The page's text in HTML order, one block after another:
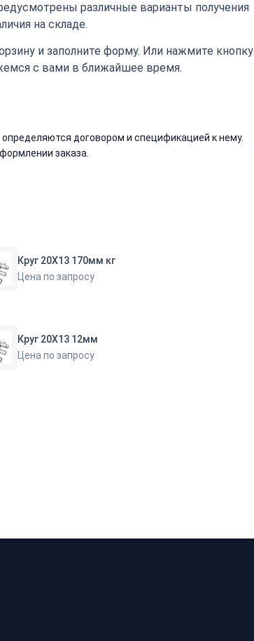
различные варианты получения
на складе.
и заполните форму. Или нажмите кнопку
с вами в ближайшее время.
договором и спецификацией к нему.
заказа.
Круг 20Х13 170мм кг
Цена по запросу
Круг 20Х13 12мм
Цена по запросу